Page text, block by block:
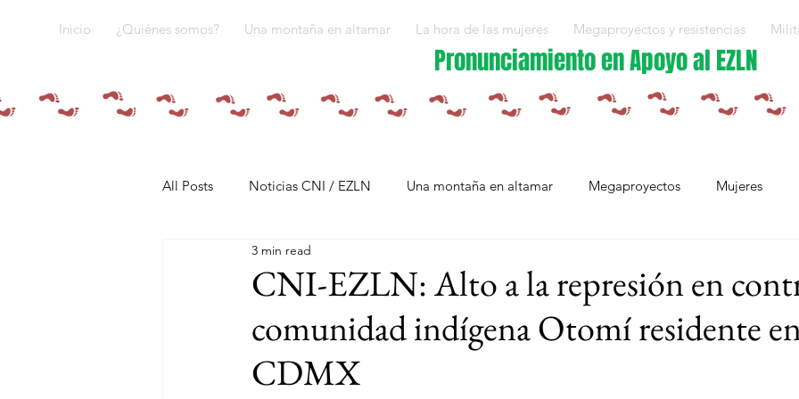
Inicio ¿Quiénes somos? Una montaña en altamar La hora de las mujeres Megaproyectos y resistencias
Pronunciamiento en Apoyo al EZLN
All Posts Noticias CNI / EZLN Una montaña en altamar Megaproyectos Mujeres
Pandemia y pueblos indígenas
Resistencias Tren Maya Plan Integral Morelos Capítulo Europa Mujeres
CNI-EZLN: Alto a la represión en
comunidad indígena Otomí residente
CDMX
3 min read